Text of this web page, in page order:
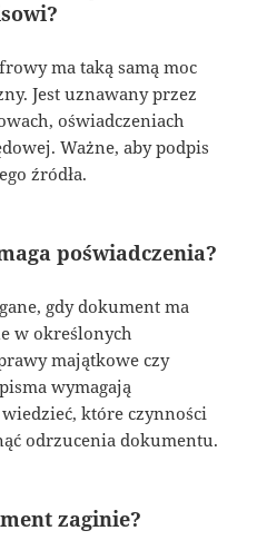
ma taką samą moc
Jest uznawany przez
oświadczeniach
Ważne, aby podpis
źródła.
poświadczenia?
gdy dokument ma
w określonych
majątkowe czy
wymagają
które czynności
odrzucenia dokumentu.
zaginie?